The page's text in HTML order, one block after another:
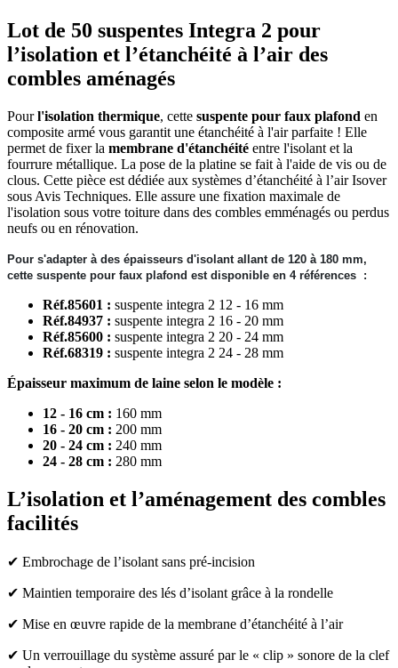
Lot de 50 suspentes Integra 2 pour
l’isolation et l’étanchéité à l’air des
combles aménagés
Pourl'isolation thermique, cette suspente pour faux plafond en
composite armé vous garantit une étanchéité à l'air parfaite ! Elle
permet de fixer la membrane d'étanchéité entre l'isolant et la
fourrure métallique. La pose de la platine se fait à l'aide de vis ou de
clous. Cette pièce est dédiée aux systèmes d’étanchéité à l’air Isover
sous Avis Techniques. Elle assure une fixation maximale de
l'isolation sous votre toiture dans des combles emménagés ou perdus
neufs ou en rénovation.
Pour s'adapter à des épaisseurs d'isolant allant de 120 à 180 mm,
cette suspente pour faux plafond est disponible en 4 références :
Réf.85601 : suspente integra 2 12 - 16 mm
Réf.84937 : suspente integra 2 16 - 20 mm
Réf.85600 : suspente integra 2 20 - 24 mm
Réf.68319 : suspente integra 2 24 - 28 mm
Épaisseur maximum de laine selon le modèle :
12 - 16 cm : 160 mm
16 - 20 cm : 200 mm
20 - 24 cm : 240 mm
24 - 28 cm : 280 mm
L’isolation et l’aménagement des combles
facilités
✔ Embrochage de l’isolant sans pré-incision
✔ Maintien temporaire des lés d’isolant grâce à la rondelle
✔ Mise en œuvre rapide de la membrane d’étanchéité à l’air
✔ Un verrouillage du système assuré par le « clip » sonore de la clef